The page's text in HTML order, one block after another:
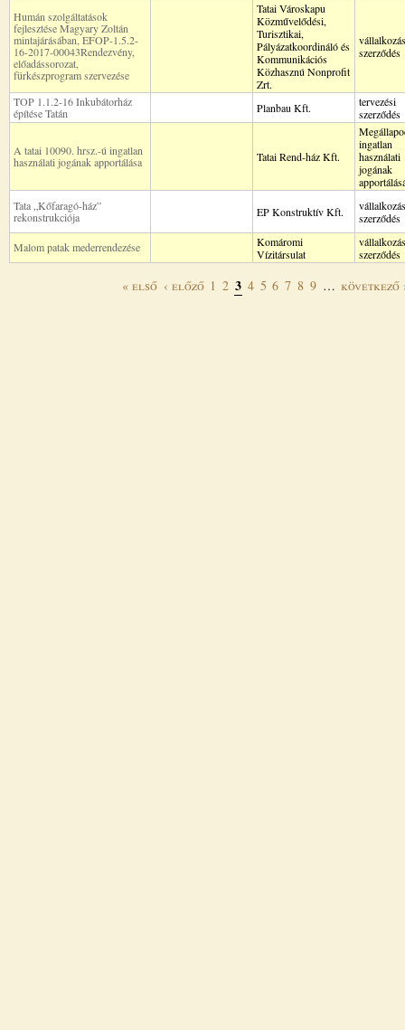
Humán szolgáltatások
fejlesztése Magyary Zoltán
mintajárásában, EFOP-1.5.2-
16-2017-00043Rendezvény,
előadássorozat,
fürkészprogram szervezése
Tatai Városkapu
Közművelődési,
Turisztikai,
Pályázatkoordináló és
Kommunikációs
Közhasznú Nonprofit
Zrt.
szerződés
TOP 1.1.2-16 Inkubátorház
építése Tatán
Planbau Kft.
tervezési
szerződés
A tatai 10090. hrsz.-ú ingatlan
használati jogának apportálása
Tatai Rend-ház Kft.
ingatlan
használati
jogának
Tata „Kőfaragó-ház”
rekonstrukciója
EP Konstruktív Kft.
szerződés
Malom patak mederrendezése
Komáromi
Vízitársulat
szerződés
« első ‹ előző 1 2 3 4 5 6 7 8 9 … következő